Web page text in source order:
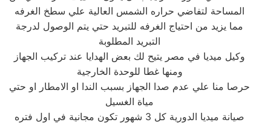
المساحة لتفاضي حراره الشمس العالية علي سطخ الغرفه
مما يزيد من احتياج الغرفه للتبريد حتي يتم الوصول لدرجة
التبريد المطلوبة
وكيل ميديا في مصر يتيح لك بعض الهدايا عند تركيب الجهاز
ومنها غطا للوحدة الخارجية
حرصا منا علي عدم صدا الجهاز بسبب الندا او الامطار او حتي
مياة الغسيل
صيانة ميديا الدورية كل 3 شهور تكون مجانية في اول فتره